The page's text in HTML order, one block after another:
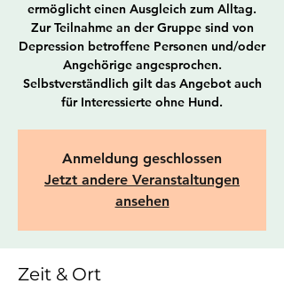
ermöglicht einen Ausgleich zum Alltag.
Zur Teilnahme an der Gruppe sind von
Depression betroffene Personen und/oder
Angehörige angesprochen.
Selbstverständlich gilt das Angebot auch
für Interessierte ohne Hund.
Anmeldung geschlossen
Jetzt andere Veranstaltungen
ansehen
Zeit & Ort